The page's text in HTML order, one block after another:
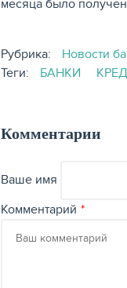
месяца было
Рубрика:
Новости
Теги:
БАНКИ
Комментарии
Ваше имя
Комментарий